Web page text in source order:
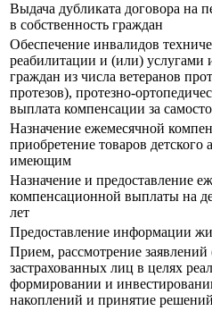
Выдача дубликата договора на
в собственность граждан
Обеспечение инвалидов
реабилитации и (или) услугами
граждан из числа ветеранов
протезов), протезно-
выплата компенсации за
Назначение ежемесячной
приобретение товаров детского
имеющим
Назначение и предоставление
компенсационной выплаты на
лет
Предоставление информации
Прием, рассмотрение
застрахованных лиц в целях
формировании и
накоплений и принятие